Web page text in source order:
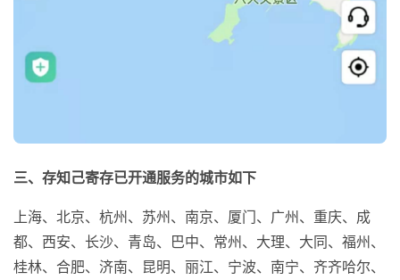
三、存知己寄存已开通服务的城市如下
上海、北京、杭州、苏州、南京、厦门、广州、重庆、成
都、西安、长沙、青岛、巴中、常州、大理、大同、福州、
桂林、合肥、济南、昆明、丽江、宁波、南宁、齐齐哈尔、